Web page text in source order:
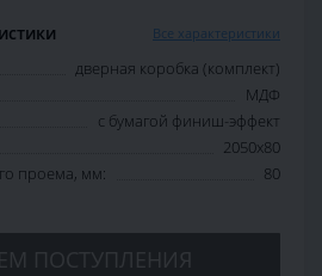
Все характеристики
дверная коробка (комплект)
МДФ
с бумагой финиш-эффект
2050х80
проема, мм:
80
ПОСТУПЛЕНИЯ